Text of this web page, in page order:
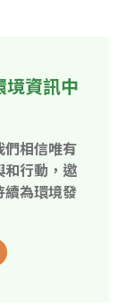
資訊中
們相信唯有
和行動，邀
續為環境發